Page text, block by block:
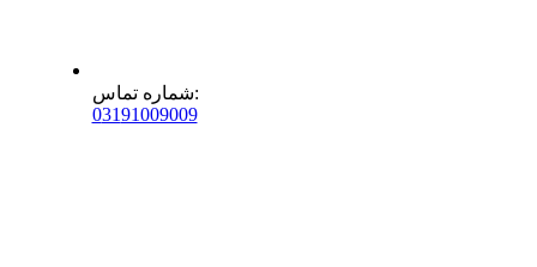
شماره تماس:
03191009009